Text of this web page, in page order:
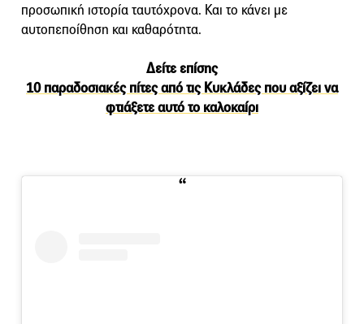
προσωπική ιστορία ταυτόχρονα. Και το κάνει με
αυτοπεποίθηση και καθαρότητα.
Δείτε επίσης
10 παραδοσιακές πίτες από τις Κυκλάδες που αξίζει να
φτιάξετε αυτό το καλοκαίρι